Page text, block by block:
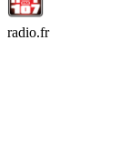
radio.fr